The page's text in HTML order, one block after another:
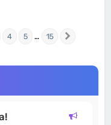
4 5 … 15